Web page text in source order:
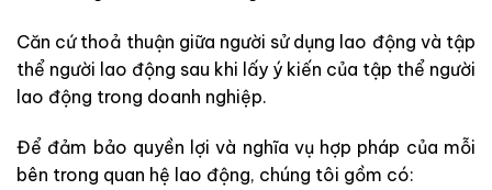
Căn cứ thoả thuận giữa người sử dụng lao động và tập
thể người lao động sau khi lấy ý kiến của tập thể người
lao động trong doanh nghiệp.
Để đảm bảo quyền lợi và nghĩa vụ hợp pháp của mỗi
bên trong quan hệ lao động, chúng tôi gồm có: